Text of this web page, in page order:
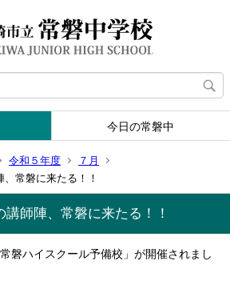
今日の常磐中
令和５年度
７月
常磐に来たる！！
師陣、常磐に来たる！！
磐ハイスクール予備校」が開催されまし